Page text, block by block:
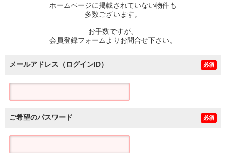
ホームページに掲載されていない物件も
多数ございます。
お手数ですが、
会員登録フォームよりお問合せ下さい。
メールアドレス（ログインID） 必須
ご希望のパスワード 必須